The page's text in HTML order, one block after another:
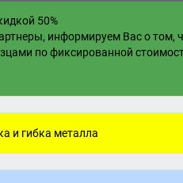
50%
информируем Вас о том,
по фиксированной
и гибка металла